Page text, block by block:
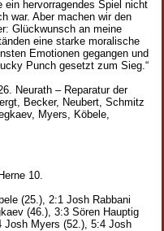
hervorragendes Spiel nicht
war. Aber machen wir den
Glückwunsch an meine
eine starke moralische
Emotionen gegangen und
Punch gesetzt zum Sieg.“
Neurath – Reparatur der
Becker, Neubert, Schmitz
Myers, Köbele,
10.
(25.), 2:1 Josh Rabbani
(46.), 3:3 Sören Hauptig
Josh Myers (52.), 5:4 Josh